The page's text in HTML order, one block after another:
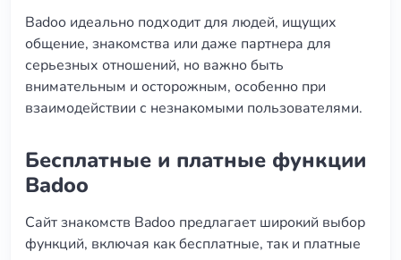
Badoo идеально подходит для людей, ищущих
общение, знакомства или даже партнера для
серьезных отношений, но важно быть
внимательным и осторожным, особенно при
взаимодействии с незнакомыми пользователями.
Бесплатные и платные функции
Badoo
Сайт знакомств Badoo предлагает широкий выбор
функций, включая как бесплатные, так и платные